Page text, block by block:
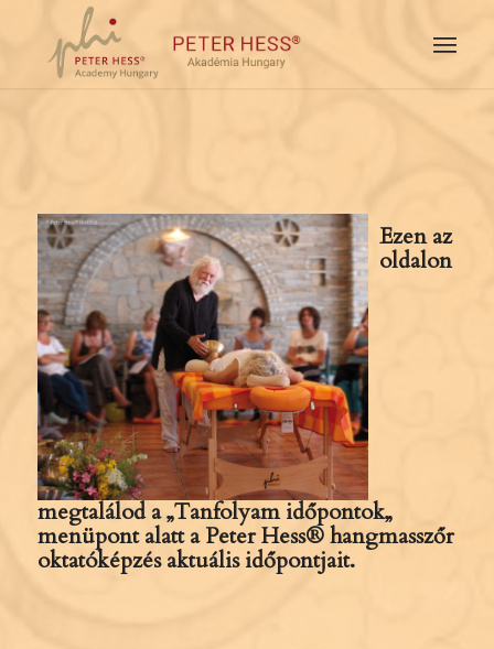
Ezen az
oldalon
megtalálod a„Tanfolyam időpontok„
menüpont alatt a Peter Hess® hangmasszőr
oktatóképzés aktuális időpontjait.